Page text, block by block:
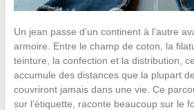
Un jean passe d’un continent à l’autre
armoire. Entre le champ de coton, la
teinture, la confection et la distribution,
accumule des distances que la plupart
couvriront jamais dans une vie. Ce
sur l’étiquette, raconte beaucoup sur le